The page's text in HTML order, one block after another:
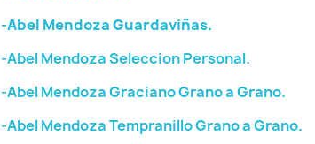
-Abel Mendoza Guardaviñas.
-Abel Mendoza Seleccion Personal.
-Abel Mendoza Graciano Grano a Grano.
-Abel Mendoza Tempranillo Grano a Grano.